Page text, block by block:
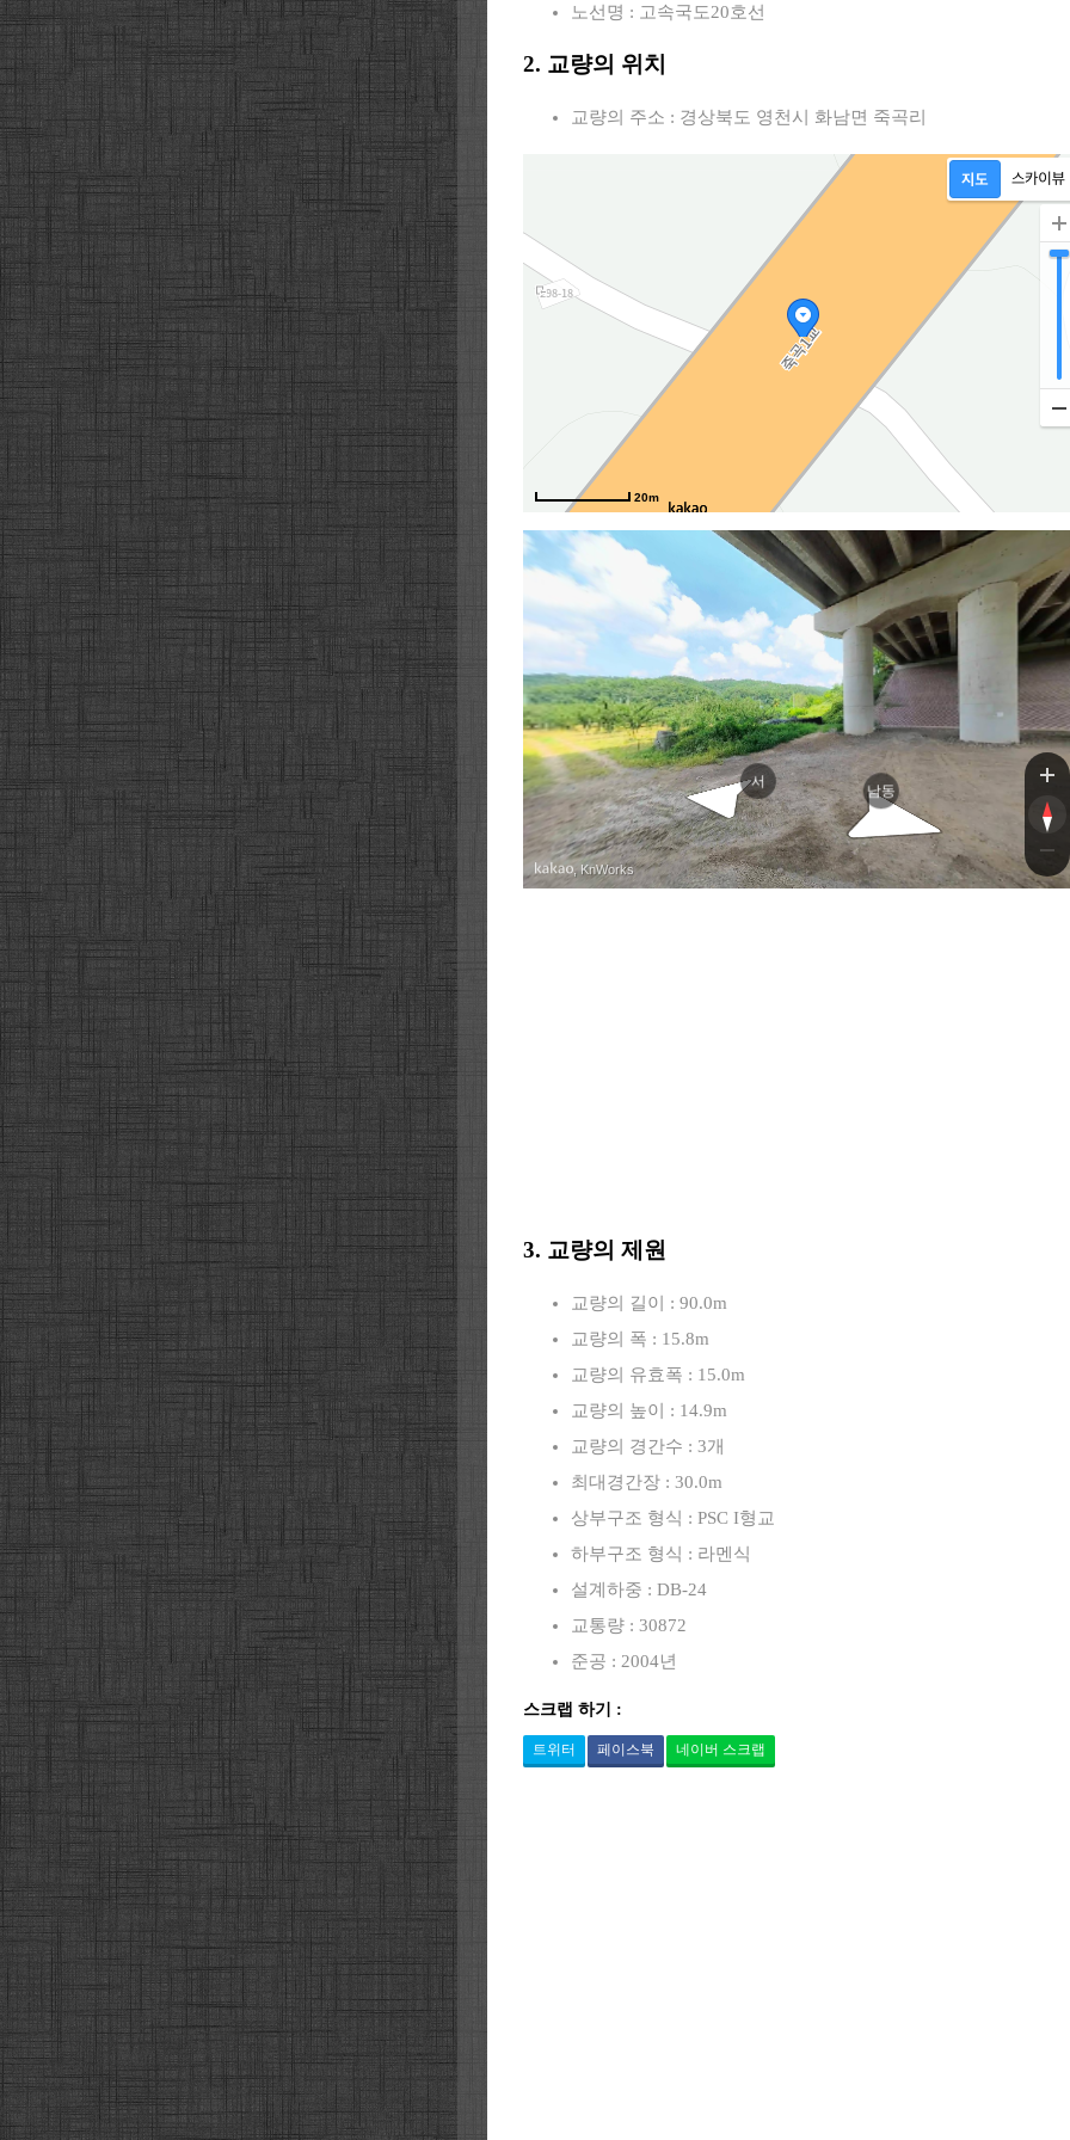
노선명 : 고속국도20호선
2. 교량의 위치
교량의 주소 : 경상북도 영천시 화남면 죽곡리
20m
신선
서
남동
, KnWorks
3. 교량의 제원
교량의 길이 : 90.0m
교량의 폭 : 15.8m
교량의 유효폭 : 15.0m
교량의 높이 : 14.9m
교량의 경간수 : 3개
최대경간장 : 30.0m
상부구조 형식 : PSC I형교
하부구조 형식 : 라멘식
설계하중 : DB-24
교통량 : 30872
준공 : 2004년
스크랩 하기 :
트위터 페이스북 네이버 스크랩